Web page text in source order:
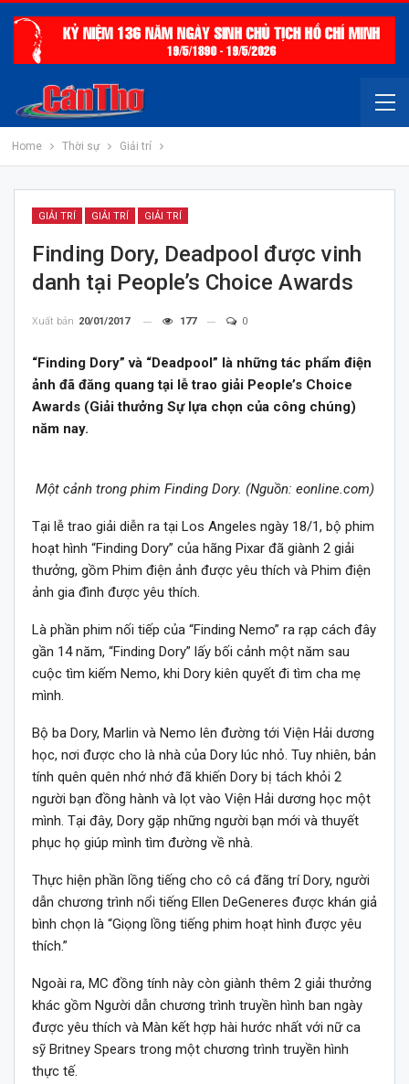
Home Thời sự Giải trí
GIẢI TRÍ GIẢI TRÍ GIẢI TRÍ
Finding Dory, Deadpool được ​vinh
danh tại People’s Choice Awards
Xuất bản 20/01/2017 177 0
“Finding Dory” và “Deadpool” là những tác phẩm điện
ảnh đã đăng quang tại lễ trao giải People’s Choice
Awards (Giải thưởng Sự lựa chọn của công chúng)
năm nay.
Một cảnh trong phim Finding Dory. (Nguồn: eonline.com)
Tại lễ trao giải diễn ra tại Los Angeles ngày 18/1, bộ phim
hoạt hình “Finding Dory” của hãng Pixar đã giành 2 giải
thưởng, gồm Phim điện ảnh được yêu thích và Phim điện
ảnh gia đình được yêu thích.
Là phần phim nối tiếp của “Finding Nemo” ra rạp cách đây
gần 14 năm, “Finding Dory” lấy bối cảnh một năm sau
cuộc tìm kiếm Nemo, khi Dory kiên quyết đi tìm cha mẹ
mình.
Bộ ba Dory, Marlin và Nemo lên đường tới Viện Hải dương
học, nơi được cho là nhà của Dory lúc nhỏ. Tuy nhiên, bản
tính quên quên nhớ nhớ đã khiến Dory bị tách khỏi 2
người bạn đồng hành và lọt vào Viện Hải dương học một
mình. Tại đây, Dory gặp những người bạn mới và thuyết
phục họ giúp mình tìm đường về nhà.
Thực hiện phần lồng tiếng cho cô cá đãng trí Dory, người
dẫn chương trình nổi tiếng Ellen DeGeneres được khán giả
bình chọn là “Giọng lồng tiếng phim hoạt hình được yêu
thích.”
Ngoài ra, MC đồng tính này còn giành thêm 2 giải thưởng
khác gồm Người dẫn chương trình truyền hình ban ngày
được yêu thích và Màn kết hợp hài hước nhất với nữ ca
sỹ Britney Spears trong một chương trình truyền hình
thực tế.